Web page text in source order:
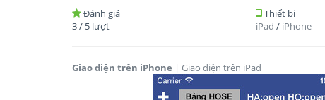
Đánh giá
3/ 5 lượt
Thiết bị
iPad / iPhone
Giao diện trên iPhone | Giao diện trên iPad